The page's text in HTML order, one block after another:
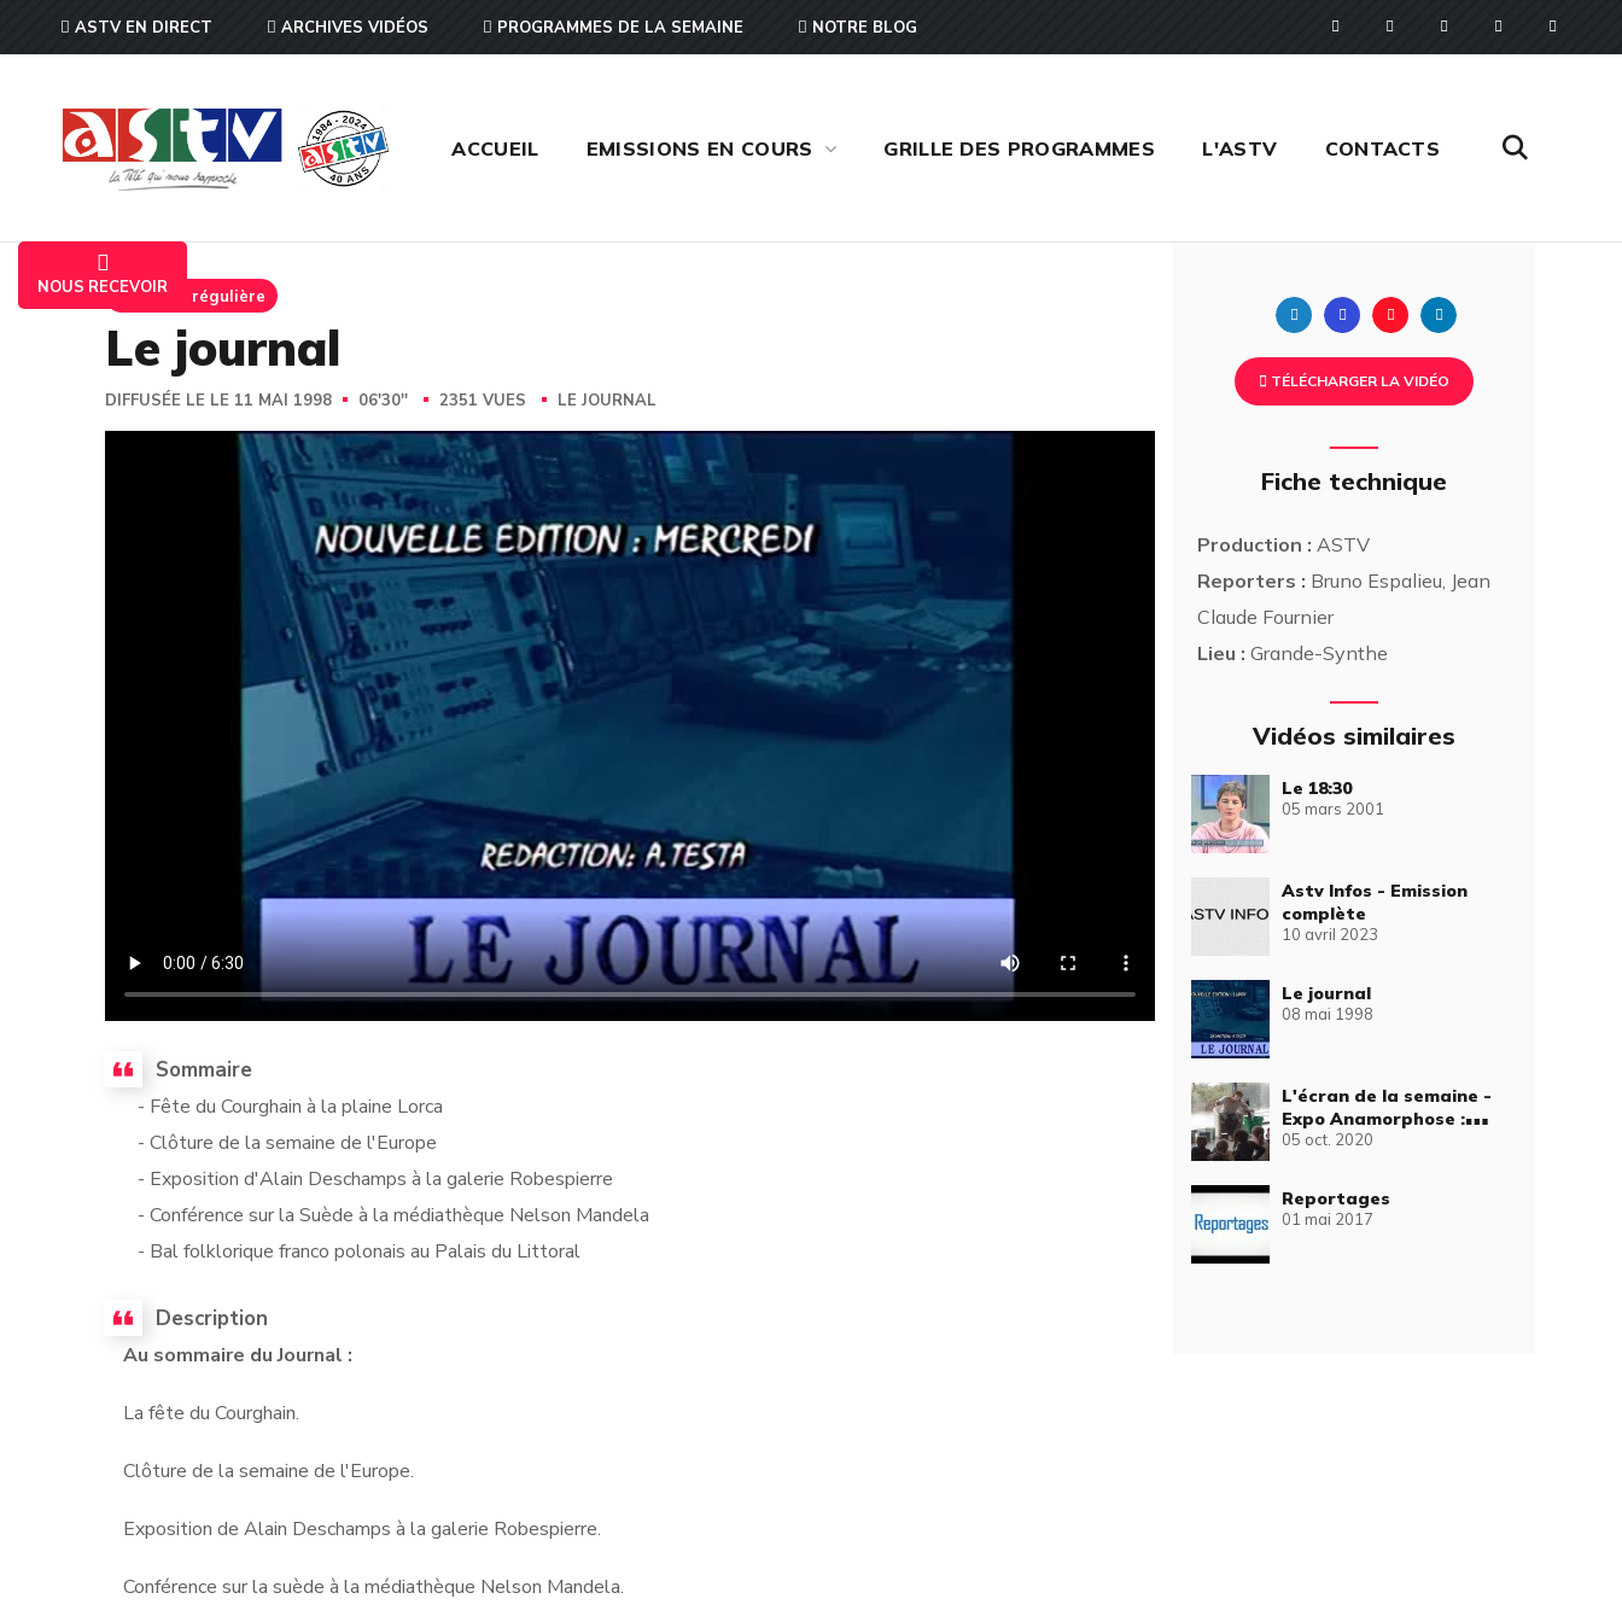
ASTV EN DIRECT ARCHIVES VIDÉOS PROGRAMMES DE LA SEMAINE NOTRE BLOG
ACCUEIL EMISSIONS EN COURS GRILLE DES PROGRAMMES L'ASTV CONTACTS
NOUS RECEVOIREmission régulière
Le journal
DIFFUSÉE LE LE 11 MAI 1998 06'30'' 2351 VUES LE JOURNAL
Sommaire
- Fête du Courghain à la plaine Lorca
- Clôture de la semaine de l'Europe
- Exposition d'Alain Deschamps à la galerie Robespierre
- Conférence sur la Suède à la médiathèque Nelson Mandela
- Bal folklorique franco polonais au Palais du Littoral
Description
Au sommaire du Journal :
La fête du Courghain.
Clôture de la semaine de l'Europe.
Exposition de Alain Deschamps à la galerie Robespierre.
Conférence sur la suède à la médiathèque Nelson Mandela.
Twitter FacebookPinterest
TÉLÉCHARGER LA VIDÉO
Fiche technique
Production : ASTV
Reporters : Bruno Espalieu, Jean
Claude Fournier
Lieu : Grande-Synthe
Vidéos similaires
Le 18:30
05 mars 2001
Astv Infos - Emission
complète
10 avril 2023
Le journal
08 mai 1998
L'écran de la semaine -
Expo Anamorphose :
lecture de contes
05 oct. 2020
Reportages
01 mai 2017